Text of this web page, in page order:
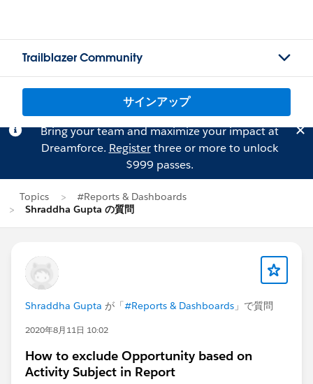
Trailblazer Community
サインアップ
Bring your team and maximize your impact at
Dreamforce. Registerthree or more to unlock
$999 passes.
Topics
#Reports & Dashboards
Shraddha Gupta の質問
Shraddha Gupta が「#Reports & Dashboards 」で質問
2020年8月11日 10:02
How to exclude Opportunity based on
Activity Subject in Report